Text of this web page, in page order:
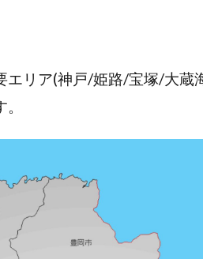
エリア(神戸/姫路/宝塚/大蔵